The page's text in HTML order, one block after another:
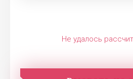
Не удалось